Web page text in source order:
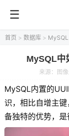
首页 > 数据库 > MySQL
MySQL中
来源： 图
MySQL内置的
识，相比自增主
备独特的优势，是